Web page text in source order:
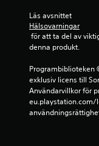
Läs avsnittet
Hälsovarningar
denna produkt.
Programbiblioteken
exklusiv licens till
Användarvillkor för
eu.playstation.com/